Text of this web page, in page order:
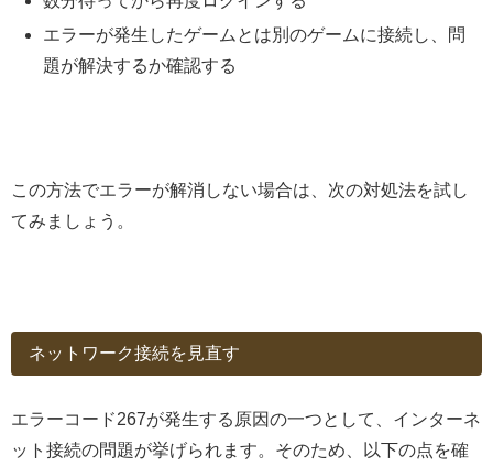
エラーが発生したゲームとは別のゲームに接続し、問
題が解決するか確認する
この方法でエラーが解消しない場合は、次の対処法を試し
てみましょう。
ネットワーク接続を見直す
エラーコード267が発生する原因の一つとして、インターネ
ット接続の問題が挙げられます。そのため、以下の点を確